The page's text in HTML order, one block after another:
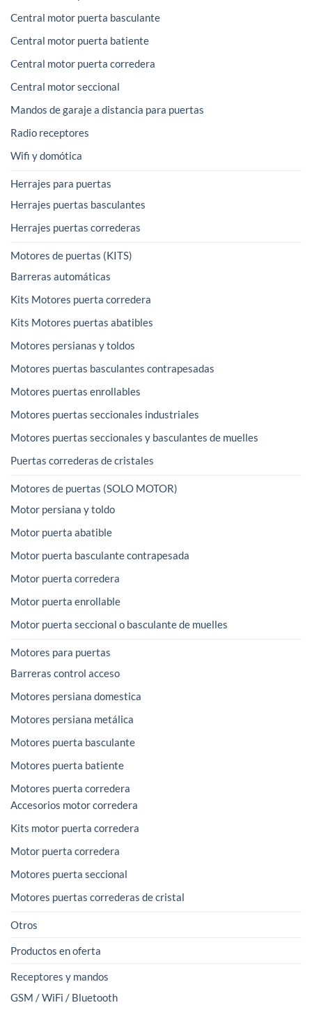
Central motor puerta basculante
Central motor puerta batiente
Central motor puerta corredera
Central motor seccional
Mandos de garaje a distancia para puertas
Radio receptores
Wifi y domótica
Herrajes para puertas
Herrajes puertas basculantes
Herrajes puertas correderas
Motores de puertas (KITS)
Barreras automáticas
Kits Motores puerta corredera
Kits Motores puertas abatibles
Motores persianas y toldos
Motores puertas basculantes contrapesadas
Motores puertas enrollables
Motores puertas seccionales industriales
Motores puertas seccionales y basculantes de muelles
Puertas correderas de cristales
Motores de puertas (SOLO MOTOR)
Motor persiana y toldo
Motor puerta abatible
Motor puerta basculante contrapesada
Motor puerta corredera
Motor puerta enrollable
Motor puerta seccional o basculante de muelles
Motores para puertas
Barreras control acceso
Motores persiana domestica
Motores persiana metálica
Motores puerta basculante
Motores puerta batiente
Motores puerta corredera
Accesorios motor corredera
Kits motor puerta corredera
Motor puerta corredera
Motores puerta seccional
Motores puertas correderas de cristal
Otros
Productos en oferta
Receptores y mandos
GSM / WiFi / Bluetooth